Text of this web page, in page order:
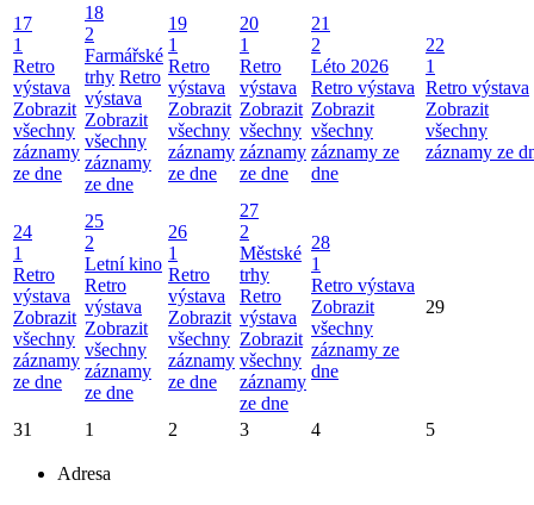
17
1
Retro
výstava
Zobrazit
všechny
záznamy
ze dne
18
2
Farmářské
trhy Retro
výstava
Zobrazit
všechny
záznamy
ze dne
19
1
Retro
výstava
Zobrazit
všechny
záznamy
ze dne
20
1
Retro
výstava
Zobrazit
všechny
záznamy
ze dne
21
2
Léto 2026
Retro výstava
Zobrazit
všechny
záznamy ze
dne
22
1
Retro výstava
Zobrazit
všechny
záznamy ze
24
1
Retro
výstava
Zobrazit
všechny
záznamy
ze dne
25
2
Letní kino
Retro
výstava
Zobrazit
všechny
záznamy
ze dne
26
1
Retro
výstava
Zobrazit
všechny
záznamy
ze dne
27
2
Městské
trhy
Retro
výstava
Zobrazit
všechny
záznamy
ze dne
28
1
Retro výstava
Zobrazit
všechny
záznamy ze
dne
29
31 1 2 3 4 5
Adresa